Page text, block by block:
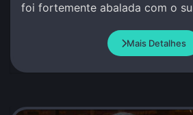
foi fortemente abalada com o
Mais Detalhes